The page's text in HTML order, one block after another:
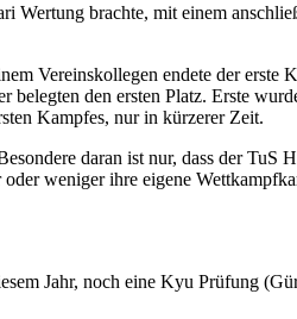
brachte, mit einem
Vereinskollegen endete der
den ersten Platz. Erste
Kampfes, nur in kürzerer Zeit.
daran ist nur, dass der
weniger ihre eigene
Jahr, noch eine Kyu Prüfung